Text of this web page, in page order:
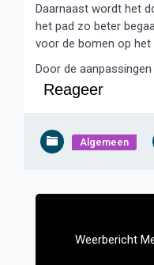
Daarnaast wordt het
het pad zo beter
voor de bomen op het
Door de
Reageer
Algemeen
Bericht
Weerbericht